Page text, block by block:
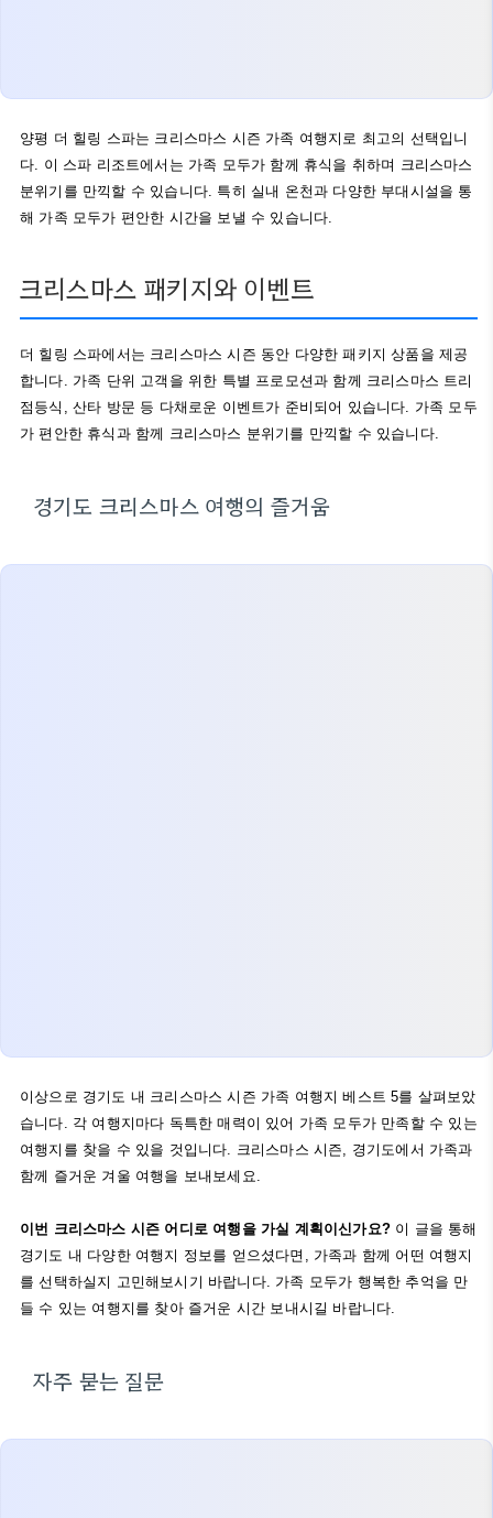
양평 더 힐링 스파는 크리스마스 시즌 가족 여행지로 최고의 선택입니
다. 이 스파 리조트에서는 가족 모두가 함께 휴식을 취하며 크리스마스
분위기를 만끽할 수 있습니다. 특히 실내 온천과 다양한 부대시설을 통
해 가족 모두가 편안한 시간을 보낼 수 있습니다.
크리스마스 패키지와 이벤트
더 힐링 스파에서는 크리스마스 시즌 동안 다양한 패키지 상품을 제공
합니다. 가족 단위 고객을 위한 특별 프로모션과 함께 크리스마스 트리
점등식, 산타 방문 등 다채로운 이벤트가 준비되어 있습니다. 가족 모두
가 편안한 휴식과 함께 크리스마스 분위기를 만끽할 수 있습니다.
경기도 크리스마스 여행의 즐거움
이상으로 경기도 내 크리스마스 시즌 가족 여행지 베스트 5를 살펴보았
습니다. 각 여행지마다 독특한 매력이 있어 가족 모두가 만족할 수 있는
여행지를 찾을 수 있을 것입니다. 크리스마스 시즌, 경기도에서 가족과
함께 즐거운 겨울 여행을 보내보세요.
이번 크리스마스 시즌 어디로 여행을 가실 계획이신가요? 이 글을 통해
경기도 내 다양한 여행지 정보를 얻으셨다면, 가족과 함께 어떤 여행지
를 선택하실지 고민해보시기 바랍니다. 가족 모두가 행복한 추억을 만
들 수 있는 여행지를 찾아 즐거운 시간 보내시길 바랍니다.
자주 묻는 질문